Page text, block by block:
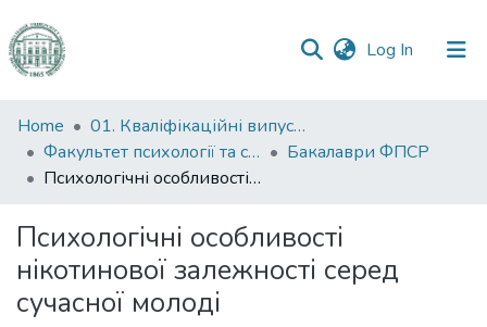
Log In (current)
Communities
&
Collections
Statistics
Home
01. Кваліфікаційні випускні роботи здобувачів вищої освіти
Факультет психології та соціальної роботи
Бакалаври ФПСР
Психологічні особливості нікотинової залежності серед сучасної молоді
Психологічні особливості
нікотинової залежності серед
сучасної молоді